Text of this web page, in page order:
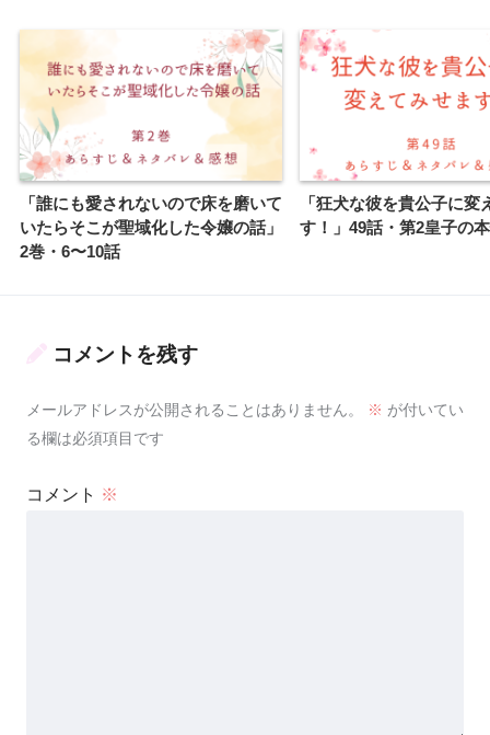
「誰にも愛されないので床を磨いて
いたらそこが聖域化した令嬢の話」
2巻・6〜10話
「狂犬な彼を貴公子に変
す！」49話・第2皇子の
コメントを残す
メールアドレスが公開されることはありません。 ※ が付いてい
る欄は必須項目です
コメント ※